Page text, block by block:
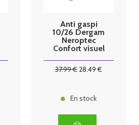
Anti gaspi
10/26 Dergam
Neroptec
Confort visuel
37.99€28.49 €
En stock